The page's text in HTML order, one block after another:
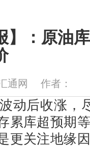
】：原油
通网 作者：
后收涨，
累库超预期
更关注地缘